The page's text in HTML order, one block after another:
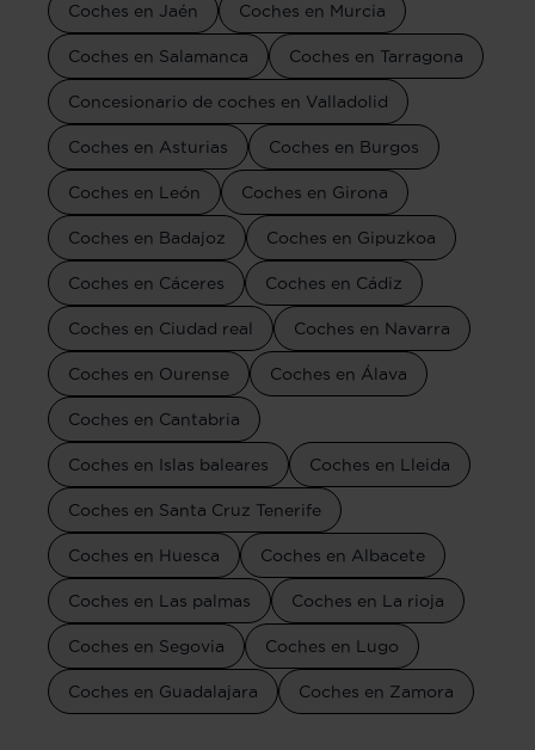
Coches en Jaén Coches en Murcia
Coches en Salamanca Coches en Tarragona
Concesionario de coches en Valladolid
Coches en Asturias Coches en Burgos
Coches en León Coches en Girona
Coches en Badajoz Coches en Gipuzkoa
Coches en Cáceres Coches en Cádiz
Coches en Ciudad real Coches en Navarra
Coches en Ourense Coches en Álava
Coches en Cantabria
Coches en Islas baleares Coches en Lleida
Coches en Santa Cruz Tenerife
Coches en Huesca Coches en Albacete
Coches en Las palmas Coches en La rioja
Coches en Segovia Coches en Lugo
Coches en Guadalajara Coches en Zamora